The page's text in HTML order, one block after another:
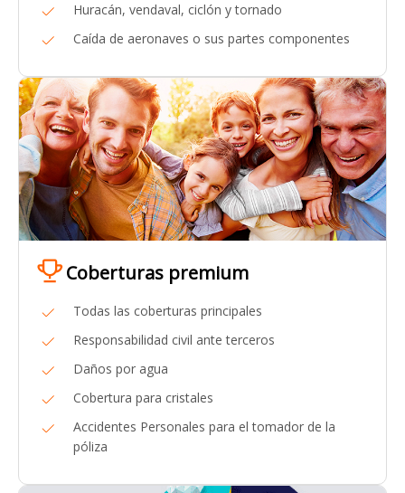
Huracán, vendaval, ciclón y tornado
Caída de aeronaves o sus partes componentes
Coberturas premium
Todas las coberturas principales
Responsabilidad civil ante terceros
Daños por agua
Cobertura para cristales
Accidentes Personales para el tomador de la
póliza